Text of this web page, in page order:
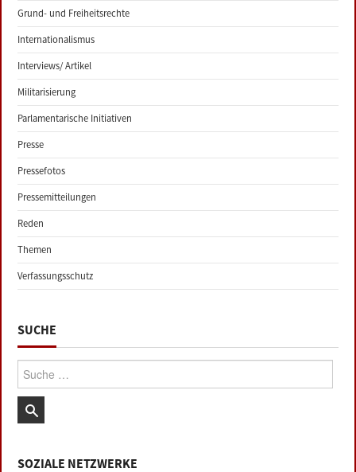
Grund- und Freiheitsrechte
Internationalismus
Interviews/ Artikel
Militarisierung
Parlamentarische Initiativen
Presse
Pressefotos
Pressemitteilungen
Reden
Themen
Verfassungsschutz
SUCHE
Suche:
SOZIALE NETZWERKE